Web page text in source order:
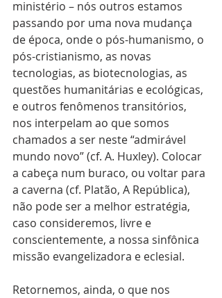
ministério – nós outros estamos
passando por uma nova mudança
de época, onde o pós-humanismo, o
pós-cristianismo, as novas
tecnologias, as biotecnologias, as
questões humanitárias e ecológicas,
e outros fenômenos transitórios,
nos interpelam ao que somos
chamados a ser neste “admirável
mundo novo” (cf. A. Huxley). Colocar
a cabeça num buraco, ou voltar para
a caverna (cf. Platão, A República),
não pode ser a melhor estratégia,
caso consideremos, livre e
conscientemente, a nossa sinfônica
missão evangelizadora e eclesial.
Retornemos, ainda, o que nos